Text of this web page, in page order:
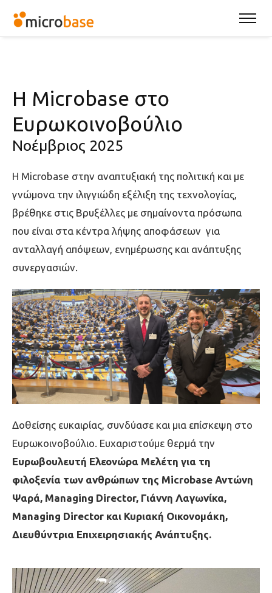
H Microbase στο
Ευρωκοινοβούλιο
Νοέμβριος 2025
Η Microbase στην αναπτυξιακή της πολιτική και με
γνώμονα την ιλιγγιώδη εξέλιξη της τεχνολογίας,
βρέθηκε στις Βρυξέλλες με σημαίνοντα πρόσωπα
που είναι στα κέντρα λήψης αποφάσεων για
ανταλλαγή απόψεων, ενημέρωσης και ανάπτυξης
συνεργασιών.
Δοθείσης ευκαιρίας, συνδύασε και μια επίσκεψη στο
Ευρωκοινοβούλιο. Ευχαριστούμε θερμά την
Ευρωβουλευτή Ελεονώρα Μελέτη για τη
φιλοξενία των ανθρώπων της Microbase Αντώνη
Ψαρά, Managing Director, Γιάννη Λαγωνίκα,
Managing Director και Κυριακή Οικονομάκη,
Διευθύντρια Επιχειρησιακής Ανάπτυξης.